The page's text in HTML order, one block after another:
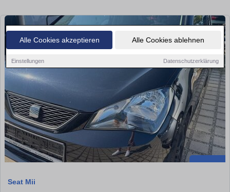
Alle Cookies akzeptieren Alle Cookies ablehnen
Einstellungen Datenschutzerklärung
Seat Mii